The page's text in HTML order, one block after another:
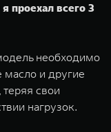
проехал всего 3
необходимо
масло и другие
свои
нагрузок.